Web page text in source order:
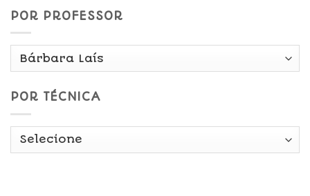
POR PROFESSOR
POR TÉCNICA